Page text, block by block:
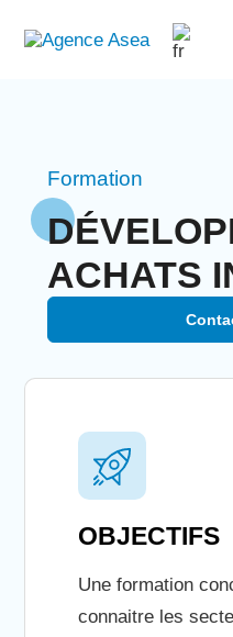
Formation
ACHATS
OBJECTIFS
Une formation
connaitre les